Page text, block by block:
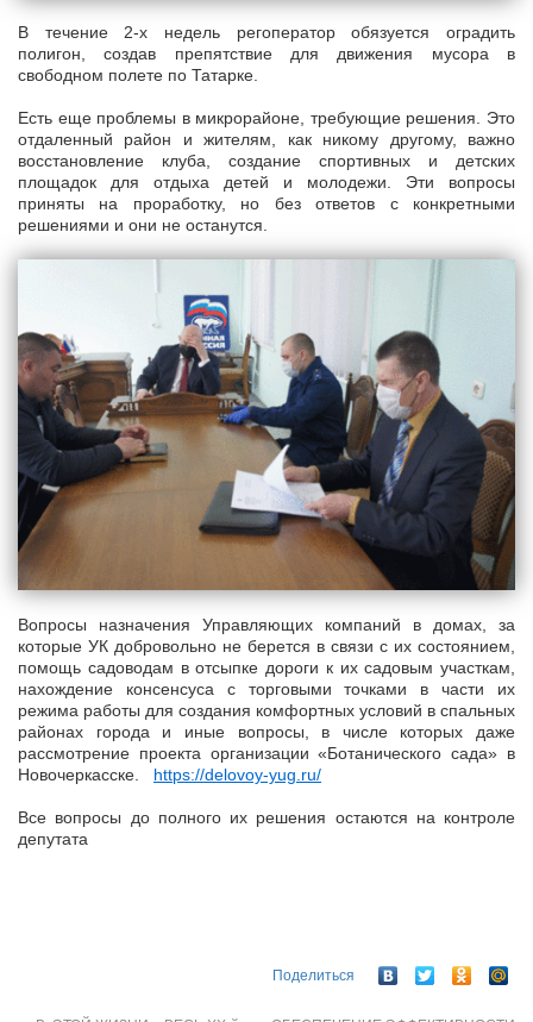
В течение 2-х недель регоператор обязуется оградить
полигон, создав препятствие для движения мусора в
свободном полете по Татарке.
Есть еще проблемы в микрорайоне, требующие решения. Это
отдаленный район и жителям, как никому другому, важно
восстановление клуба, создание спортивных и детских
площадок для отдыха детей и молодежи. Эти вопросы
приняты на проработку, но без ответов с конкретными
решениями и они не останутся.
Вопросы назначения Управляющих компаний в домах, за
которые УК добровольно не берется в связи с их состоянием,
помощь садоводам в отсыпке дороги к их садовым участкам,
нахождение консенсуса с торговыми точками в части их
режима работы для создания комфортных условий в спальных
районах города и иные вопросы, в числе которых даже
рассмотрение проекта организации «Ботанического сада» в
Новочеркасске. https://delovoy-yug.ru/
Все вопросы до полного их решения остаются на контроле
депутата
Поделиться